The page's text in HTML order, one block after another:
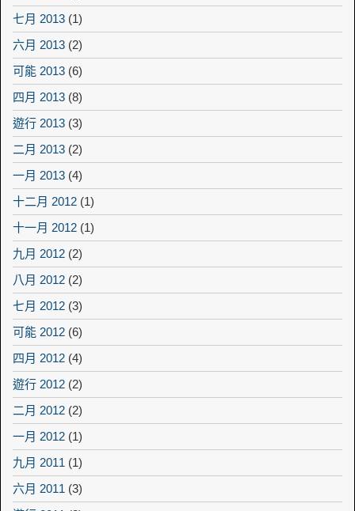
七月 2013 (1)
六月 2013 (2)
可能 2013 (6)
四月 2013 (8)
遊行 2013 (3)
二月 2013 (2)
一月 2013 (4)
十二月 2012 (1)
十一月 2012 (1)
九月 2012 (2)
八月 2012 (2)
七月 2012 (3)
可能 2012 (6)
四月 2012 (4)
遊行 2012 (2)
二月 2012 (2)
一月 2012 (1)
九月 2011 (1)
六月 2011 (3)